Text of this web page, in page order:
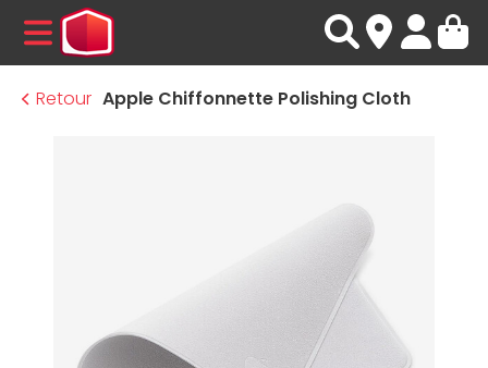
MENU
Retour Apple Chiffonnette Polishing Cloth